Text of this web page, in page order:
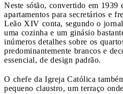
Neste sótão, convertido em 1939
apartamentos para secretários e
Leão XIV conta, segundo o
uma cozinha e um ginásio
inúmeros detalhes sobre os
predominantemente brancos e
essencial, de design padrão.
O chefe da Igreja Católica
pequeno claustro, um terraço